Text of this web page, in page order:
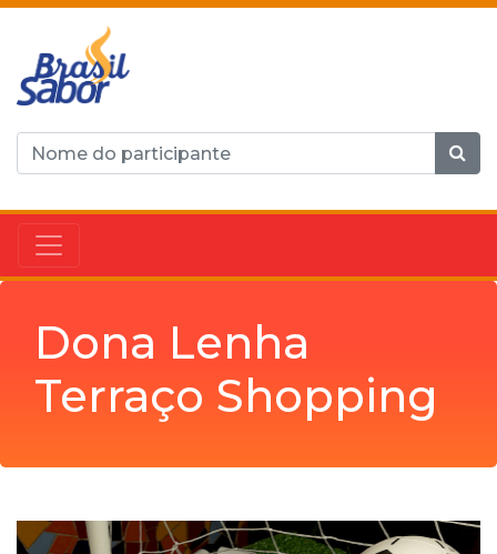
Dona Lenha
Terraço Shopping